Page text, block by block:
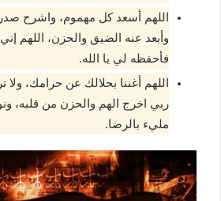
اللهم أسعد كل مهموم، واشرح
وأبعد عنه الضيق والحزن، اللهم
فأحفظه لي يا الله.
اللهم أغننا بحلالك عن حرامك،
ربي اخرج الهم والحزن من قلبه،
مليء بالرضا.